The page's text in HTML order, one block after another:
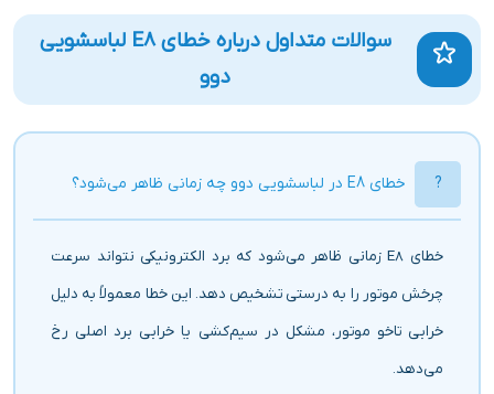
سوالات متداول درباره خطای E8 لباسشویی
دوو
خطای E8 در لباسشویی دوو چه زمانی ظاهر می‌شود؟
خطای E8 زمانی ظاهر می‌شود که برد الکترونیکی نتواند سرعت
چرخش موتور را به درستی تشخیص دهد. این خطا معمولاً به دلیل
خرابی تاخو موتور، مشکل در سیم‌کشی یا خرابی برد اصلی رخ
می‌دهد.